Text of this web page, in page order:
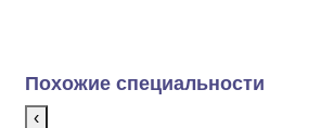
Похожие специальности
‹